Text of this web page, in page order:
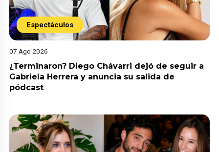
Espectáculos
07 Ago 2026
¿Terminaron? Diego Chávarri dejó de seguir a
Gabriela Herrera y anuncia su salida de
pódcast